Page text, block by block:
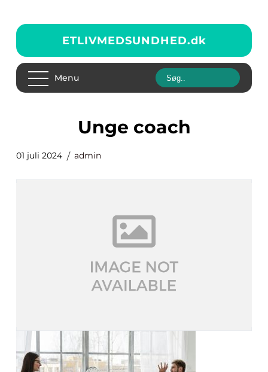
ETLIVMEDSUNDHED.dk
Menu
unge coach
01 juli 2024 admin